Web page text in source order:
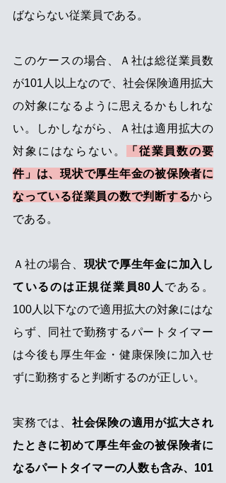
ばならない従業員である。
このケースの場合、Ａ社は総従業員数
が101人以上なので、社会保険適用拡大
の対象になるように思えるかもしれな
い。しかしながら、Ａ社は適用拡大の
対象にはならない。
「従業員数の要
件」は、現状で厚生年金の被保険者に
なっている従業員の数で判断するから
である。
Ａ社の場合、 現状で厚生年金に加入し
ているのは正規従業員80人 である。
100人以下なので適用拡大の対象にはな
らず、同社で勤務するパートタイマー
は今後も厚生年金・健康保険に加入せ
ずに勤務すると判断するのが正しい。
実務では、 社会保険の適用が拡大され
たときに初めて厚生年金の被保険者に
なるパートタイマーの人数も含み、101